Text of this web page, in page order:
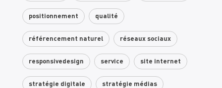
positionnement qualité
référencement naturel réseaux sociaux
responsivedesign service site internet
stratégie digitale stratégie médias